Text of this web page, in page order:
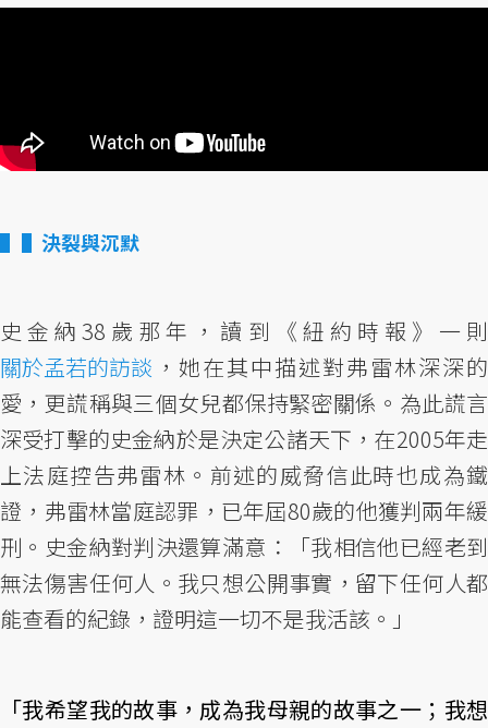
▌決裂與沉默
史金納38歲那年，讀到《紐約時報》一則
關於孟若的訪談 ，她在其中描述對弗雷林深深的
愛，更謊稱與三個女兒都保持緊密關係。為此謊言
深受打擊的史金納於是決定公諸天下，在2005年走
上法庭控告弗雷林。前述的威脅信此時也成為鐵
證，弗雷林當庭認罪，已年屆80歲的他獲判兩年緩
刑。史金納對判決還算滿意：「我相信他已經老到
無法傷害任何人。我只想公開事實，留下任何人都
能查看的紀錄，證明這一切不是我活該。」
「我希望我的故事，成為我母親的故事之一；我想